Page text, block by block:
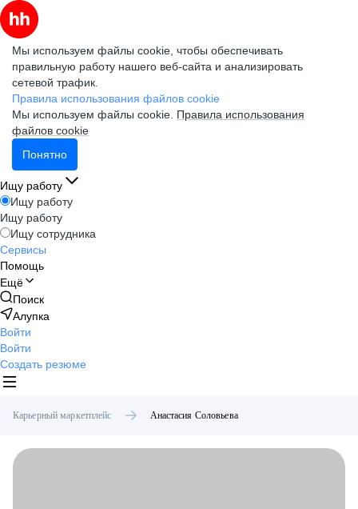
Мы используем файлы cookie, чтобы обеспечивать
правильную работу нашего веб-сайта и анализировать
сетевой трафик.
Правила использования файлов cookie
Мы используем файлы cookie. Правила использования
файлов cookie
Понятно
Ищу работу
Ищу работу
Ищу работу
Ищу сотрудника
Сервисы
Помощь
Ещё
Поиск
Алупка
Войти
Войти
Создать резюме
Карьерный маркетплейс Анастасия Соловьева